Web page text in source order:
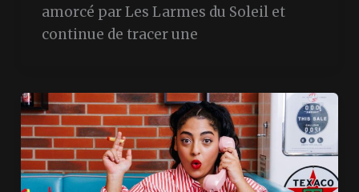
amorcé par Les Larmes du Soleil et
continue de tracer une